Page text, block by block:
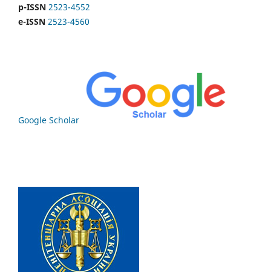
p-ISSN 2523-4552
e-ISSN 2523-4560
Google Scholar